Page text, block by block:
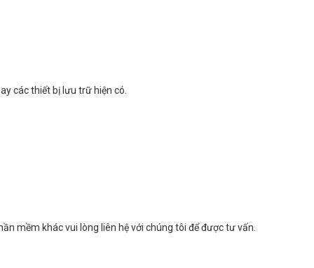
các thiết bị lưu trữ hiện có.
mềm khác vui lòng liên hệ với chúng tôi để được tư vấn.